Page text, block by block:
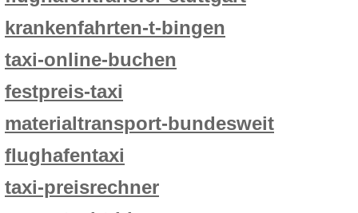
krankenfahrten-t-bingen
taxi-online-buchen
festpreis-taxi
materialtransport-bundesweit
flughafentaxi
taxi-preisrechner